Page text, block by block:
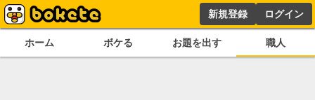
新規登録 ログイン
ホーム ボケる お題を出す 職人